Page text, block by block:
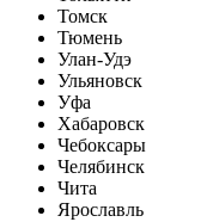
Томск
Тюмень
Улан-Удэ
Ульяновск
Уфа
Хабаровск
Чебоксары
Челябинск
Чита
Ярославль